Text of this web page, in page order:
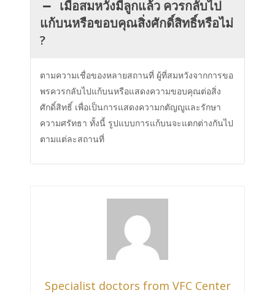
เมื่อสมหวังมีลูกแล้ว ควรกลับไป
แก้บนหรือขอบคุณสิ่งศักดิ์สิทธิ์หรือไม่
?
ตามความเชื่อของหลายสถานที่ ผู้ที่สมหวังจากการขอ
พรควรกลับไปแก้บนหรือแสดงความขอบคุณต่อสิ่ง
ศักดิ์สิทธิ์ เพื่อเป็นการแสดงความกตัญญูและรักษา
ความศรัทธา ทั้งนี้ รูปแบบการแก้บนจะแตกต่างกันไป
ตามแต่ละสถานที่
Specialist doctors from VFC Center